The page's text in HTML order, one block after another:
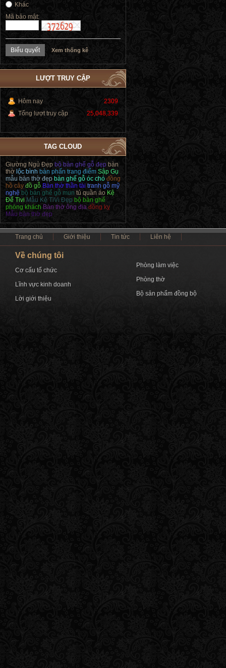
Khác
Mã bảo mật:
Xem thống kê
LƯỢT TRUY CẬP
Hôm nay
2309
Tổng lượt truy cập
25,048,339
TAG CLOUD
Giường Ngủ Đẹp bộ bàn ghế gỗ đẹp bàn
thờ lộc bình bàn phấn trang điểm Sập Gụ
mẫu bàn thờ đẹp bàn ghế gỗ óc chó đồng
hồ cây đồ gỗ Bàn thờ thần tài tranh gỗ mỹ
nghệ bộ bàn ghế gỗ mun tủ quần áo Kệ
Để Tivi Mẫu Kệ TiVi Đẹp bộ bàn ghế
phòng khách Bàn thờ ông địa đồng kỵ
Mẫu bàn thờ đẹp
Trang chủ Giới thiệu Tin tức Liên hệ
Về chúng tôi
Cơ cấu tổ chức
Lĩnh vực kinh doanh
Lời giới thiệu
Phòng làm việc
Phòng thờ
Bộ sản phẩm đồng bộ